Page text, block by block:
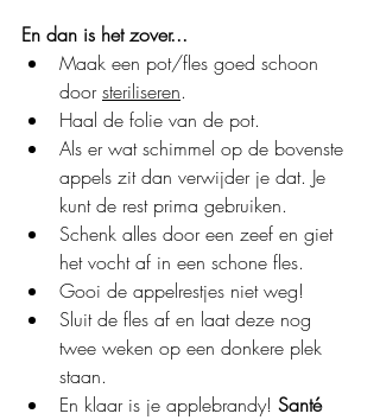
En dan is het zover...
Maak een pot/fles goed schoon
door steriliseren.
Haal de folie van de pot.
Als er wat schimmel op de bovenste
appels zit dan verwijder je dat. Je
kunt de rest prima gebruiken.
Schenk alles door een zeef en giet
het vocht af in een schone fles.
Gooi de appelrestjes niet weg!
Sluit de fles af en laat deze nog
twee weken op een donkere plek
staan.
En klaar is je applebrandy! Santé